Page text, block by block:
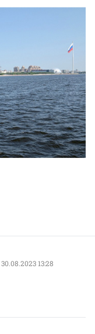
30.08.2023 13:28